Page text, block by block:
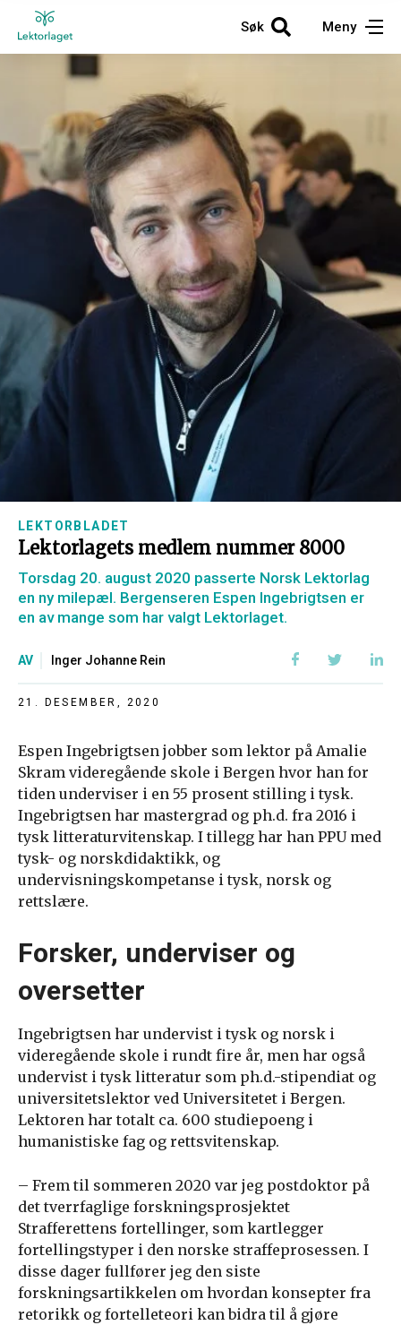
Søk Meny
LEKTORBLADET
Lektorlagets medlem nummer 8000
Torsdag 20. august 2020 passerte Norsk Lektorlag
en ny milepæl. Bergenseren Espen Ingebrigtsen er
en av mange som har valgt Lektorlaget.
AV Inger Johanne Rein
21. DESEMBER, 2020
Espen Ingebrigtsen jobber som lektor på Amalie
Skram videregående skole i Bergen hvor han for
tiden underviser i en 55 prosent stilling i tysk.
Ingebrigtsen har mastergrad og ph.d. fra 2016 i
tysk litteraturvitenskap. I tillegg har han PPU med
tysk- og norskdidaktikk, og
undervisningskompetanse i tysk, norsk og
rettslære.
Forsker, underviser og
oversetter
Ingebrigtsen har undervist i tysk og norsk i
videregående skole i rundt fire år, men har også
undervist i tysk litteratur som ph.d.-stipendiat og
universitetslektor ved Universitetet i Bergen.
Lektoren har totalt ca. 600 studiepoeng i
humanistiske fag og rettsvitenskap.
– Frem til sommeren 2020 var jeg postdoktor på
det tverrfaglige forskningsprosjektet
Strafferettens fortellinger, som kartlegger
fortellingstyper i den norske straffeprosessen. I
disse dager fullfører jeg den siste
forskningsartikkelen om hvordan konsepter fra
retorikk og fortelleteori kan bidra til å gjøre